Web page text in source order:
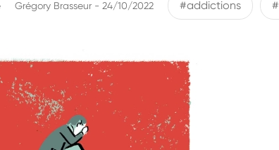
Grégory Brasseur - 24/10/2022 #addictions